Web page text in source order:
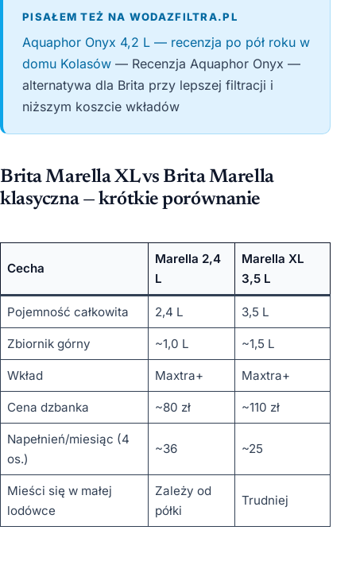
PISAŁEM TEŻ NA WODAZFILTRA.PL
Aquaphor Onyx 4,2 L — recenzja po pół roku w
domu Kolasów — Recenzja Aquaphor Onyx —
alternatywa dla Brita przy lepszej filtracji i
niższym koszcie wkładów
Brita Marella XL vs Brita Marella
klasyczna — krótkie porównanie
Cecha
Marella 2,4
L
Marella XL
3,5 L
Pojemność całkowita 2,4 L 3,5 L
Zbiornik górny ~1,0 L ~1,5 L
Wkład Maxtra+ Maxtra+
Cena dzbanka ~80 zł ~110 zł
Napełnień/miesiąc (4
os.)
~36 ~25
Mieści się w małej
lodówce
Zależy od
półki
Trudniej